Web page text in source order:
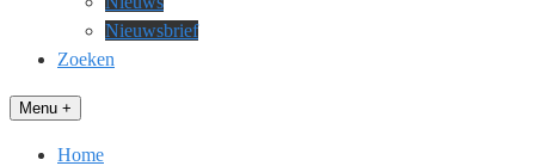
Nieuwsbrief
Zoeken
Menu +
Home